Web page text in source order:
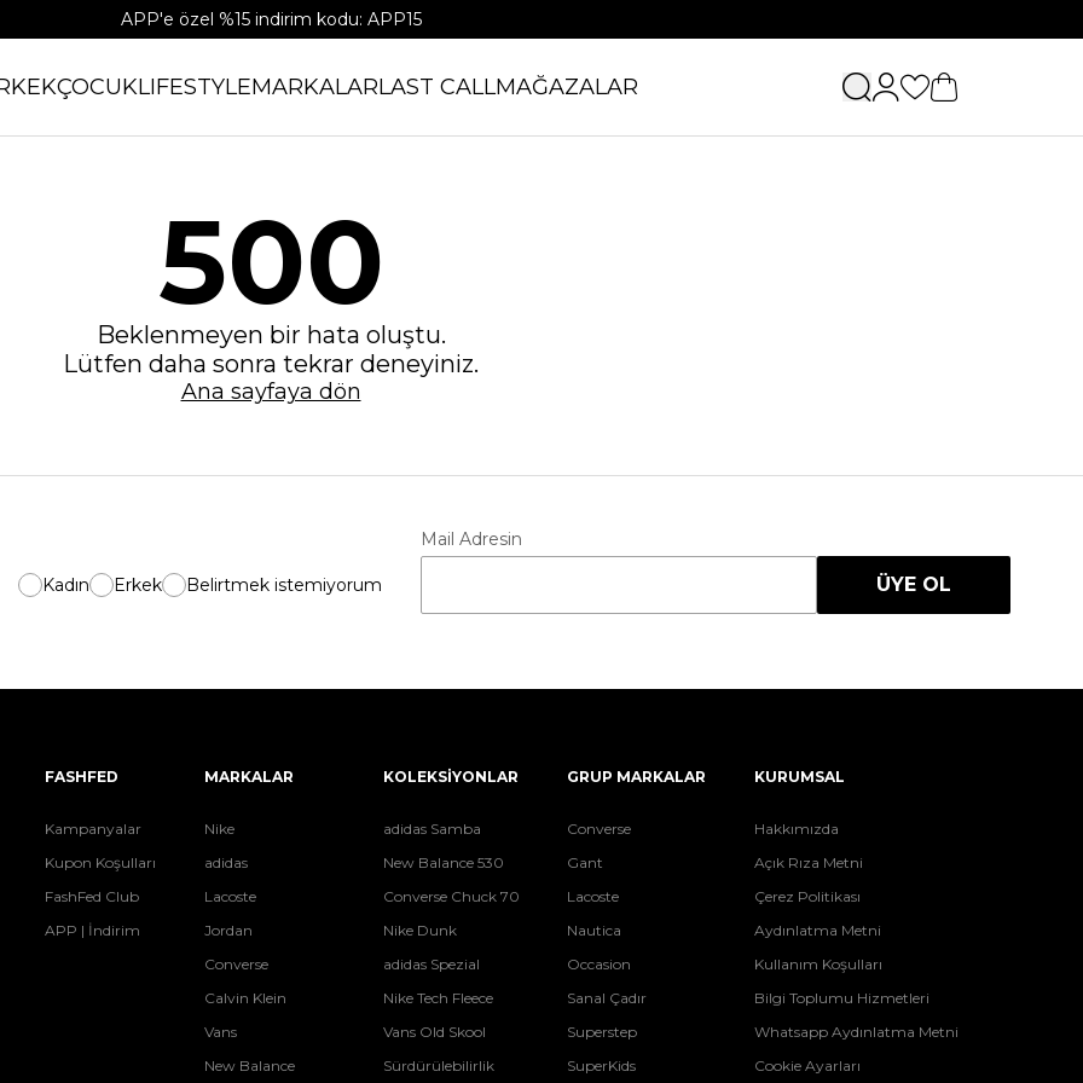
APP'e özel %15 indirim kodu: APP15
ÇOCUKLIFESTYLEMARKALARLAST CALLMAĞAZALAR
500
Beklenmeyen bir hata oluştu.
Lütfen daha sonra tekrar deneyiniz.
Ana sayfaya dön
Kadın Erkek Belirtmek istemiyorum
Mail Adresin
ÜYE OL
FASHFED
Kampanyalar
Kupon Koşulları
FashFed Club
APP | İndirim
MARKALAR
Nike
adidas
Lacoste
Jordan
Converse
Calvin Klein
Vans
New Balance
KOLEKSİYONLAR
adidas Samba
New Balance 530
Converse Chuck 70
Nike Dunk
adidas Spezial
Nike Tech Fleece
Vans Old Skool
Sürdürülebilirlik
GRUP MARKALAR
Converse
Gant
Lacoste
Nautica
Occasion
Sanal Çadır
Superstep
SuperKids
KURUMSAL
Hakkımızda
Açık Rıza Metni
Çerez Politikası
Aydınlatma Metni
Kullanım Koşulları
Bilgi Toplumu Hizmetleri
Whatsapp Aydınlatma Metni
Cookie Ayarları